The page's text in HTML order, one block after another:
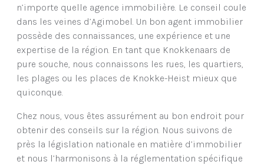
n’importe quelle agence immobilière. Le conseil coule
dans les veines d’Agimobel. Un bon agent immobilier
possède des connaissances, une expérience et une
expertise de la région. En tant que Knokkenaars de
pure souche, nous connaissons les rues, les quartiers,
les plages ou les places de Knokke-Heist mieux que
quiconque.
Chez nous, vous êtes assurément au bon endroit pour
obtenir des conseils sur la région. Nous suivons de
près la législation nationale en matière d’immobilier
et nous l’harmonisons à la réglementation spécifique